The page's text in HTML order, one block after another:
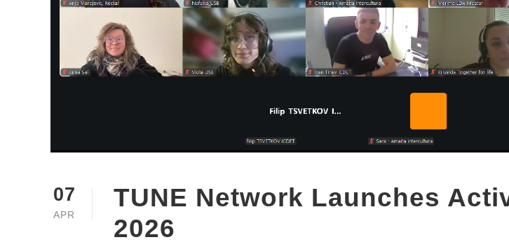
07
APR
TUNE Network Launches
2026